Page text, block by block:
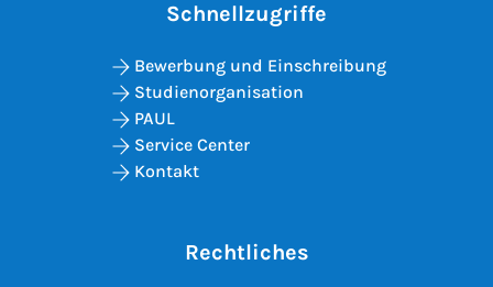
Schnellzugriffe
Bewerbung und Einschreibung
Studienorganisation
PAUL
Service Center
Kontakt
Rechtliches